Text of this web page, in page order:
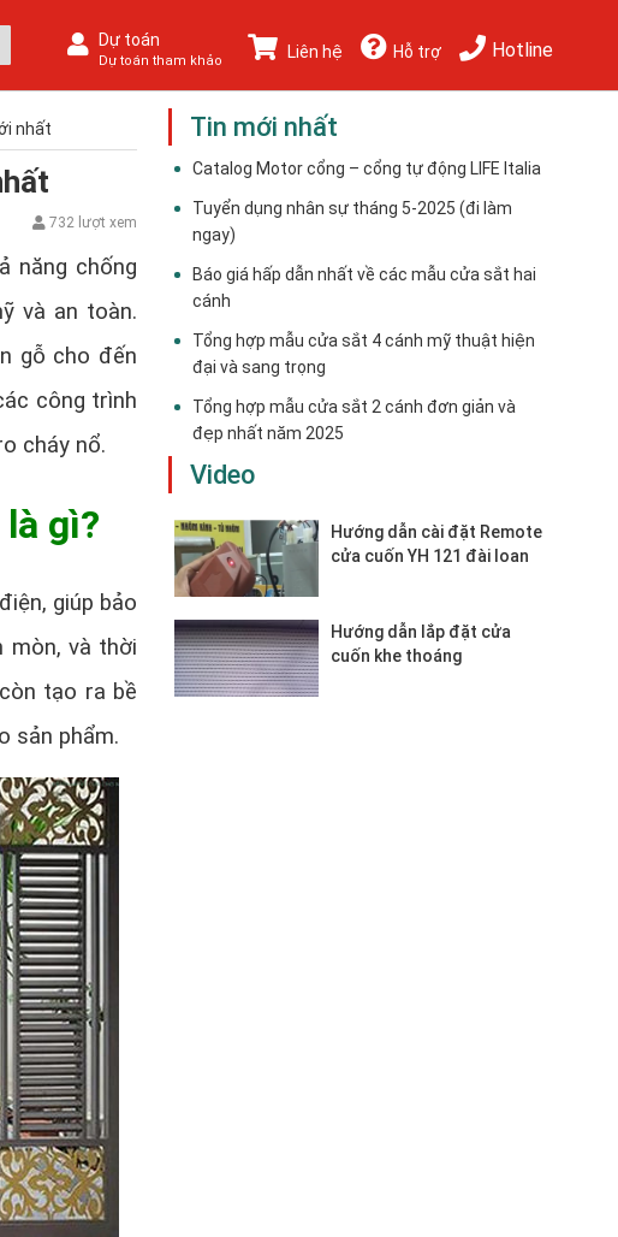
Dự toán
Dự toán tham khảo Liên hệ Hỗ trợ Hotline
nhất
732 lượt xem
năng chống
và an toàn.
gỗ cho đến
công trình
cháy nổ.
gì?
giúp bảo
mòn, và thời
tạo ra bề
sản phẩm.
Tin mới nhất
Catalog Motor cổng – cổng tự động LIFE Italia
Tuyển dụng nhân sự tháng 5-2025 (đi làm
ngay)
Báo giá hấp dẫn nhất về các mẫu cửa sắt hai
cánh
Tổng hợp mẫu cửa sắt 4 cánh mỹ thuật hiện
đại và sang trọng
Tổng hợp mẫu cửa sắt 2 cánh đơn giản và
đẹp nhất năm 2025
Video
Hướng dẫn cài đặt Remote
cửa cuốn YH 121 đài loan
Hướng dẫn lắp đặt cửa
cuốn khe thoáng